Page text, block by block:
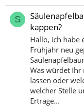
S
kappen?
Hallo, ich habe
Frühjahr neu
Was würdet Ihr
lassen oder
welcher Stelle
Erträge...